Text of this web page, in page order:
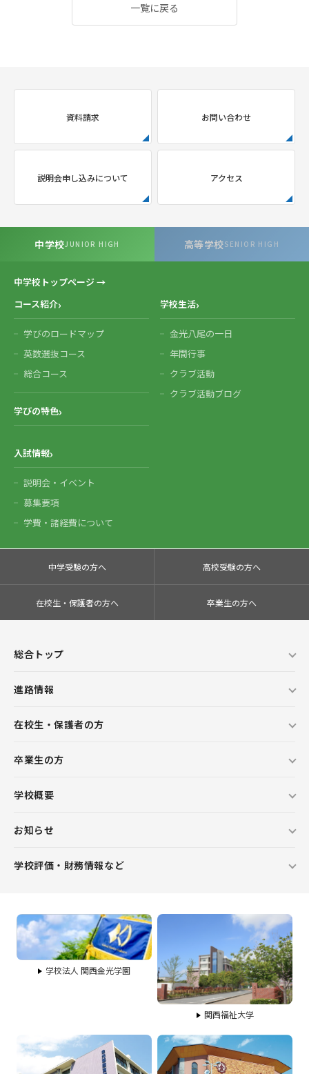
一覧に戻る
資料請求 お問い合わせ
説明会申し込みについて アクセス
中学校JUNIOR HIGH 高等学校SENIOR HIGH
中学校トップページ →
コース紹介
学びのロードマップ
英数選抜コース
総合コース
学びの特色
学校生活
金光八尾の一日
年間行事
クラブ活動
クラブ活動ブログ
入試情報
説明会・イベント
募集要項
学費・諸経費について
中学受験の方へ 高校受験の方へ
在校生・保護者の方へ 卒業生の方へ
総合トップ
進路情報
在校生・保護者の方
卒業生の方
学校概要
お知らせ
学校評価・財務情報など
学校法人 関西金光学園
関西福祉大学